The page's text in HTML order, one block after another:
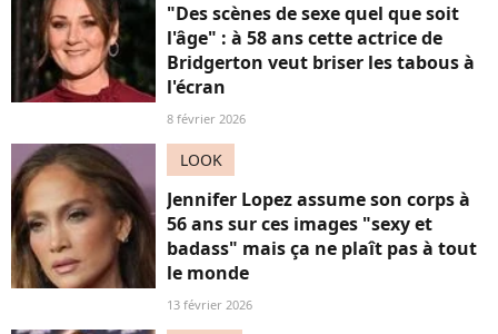
"Des scènes de sexe quel que soit
l'âge" : à 58 ans cette actrice de
Bridgerton veut briser les tabous à
l'écran
8 février 2026
LOOK
Jennifer Lopez assume son corps à
56 ans sur ces images "sexy et
badass" mais ça ne plaît pas à tout
le monde
13 février 2026